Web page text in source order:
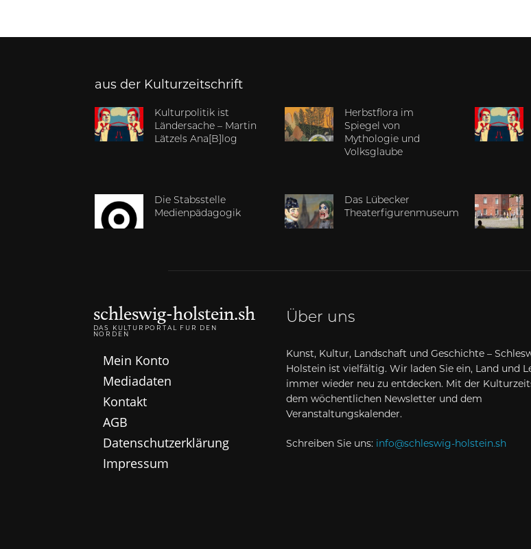
aus der Kulturzeitschrift
Kulturpolitik ist
Ländersache – Martin
Lätzels Ana[B]log
Herbstflora im
Spiegel von
Mythologie und
Volksglaube
Die Stabsstelle
Medienpädagogik
Das Lübecker
Theaterfigurenmuseum
schleswig-holstein.sh
DAS KULTURPORTAL FÜR DEN
NORDEN
Mein Konto
Mediadaten
Kontakt
AGB
Datenschutzerklärung
Impressum
Über uns
Kunst, Kultur, Landschaft und Geschichte –
Holstein ist vielfältig. Wir laden Sie ein, Land und
immer wieder neu zu entdecken. Mit der
dem wöchentlichen Newsletter und dem
Veranstaltungskalender.
Schreiben Sie uns: info@schleswig-holstein.sh